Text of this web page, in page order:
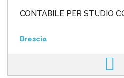
CONTABILE PER STUDIO
Brescia